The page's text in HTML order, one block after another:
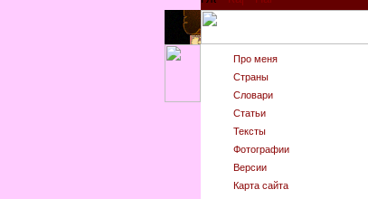
Про меня
Страны
Словари
Статьи
Тексты
Фотографии
Версии
Карта сайта